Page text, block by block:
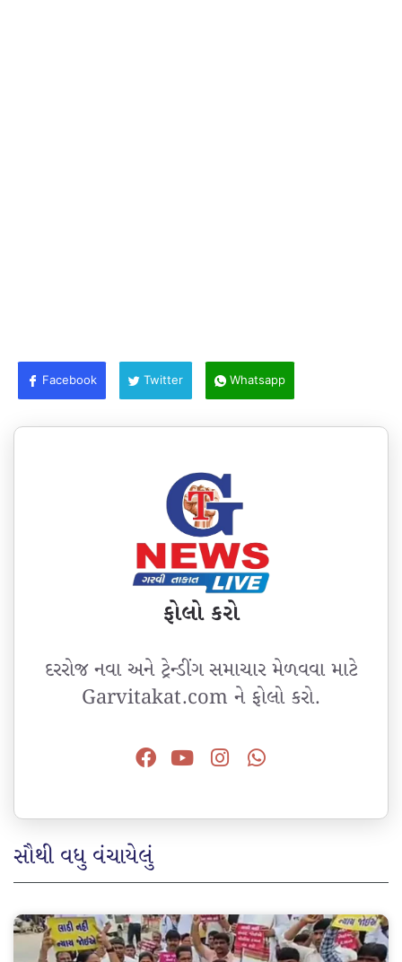
Facebook Twitter Whatsapp
ફોલો કરો
દરરોજ નવા અને ટ્રેન્ડીંગ સમાચાર મેળવવા માટે
Garvitakat.com ને ફોલો કરો.
સૌથી વધુ વંચાયેલું